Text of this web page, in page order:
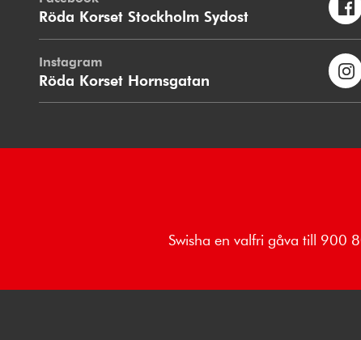
Röda Korset Stockholm Sydost
Instagram
Röda Korset Hornsgatan
Swisha en valfri gåva till 900